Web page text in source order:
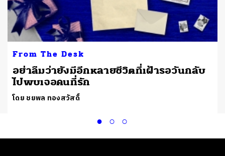
From The Desk
อย่าลืมว่ายังมีอีกหลายชีวิตที่เฝ้ารอวันกลับ
ไปพบเจอคนที่รัก
โดย ชยพล ทองสวัสดิ์